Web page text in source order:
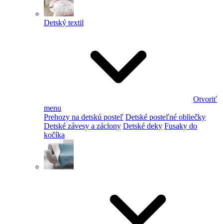
Detský textil
Otvoriť
menu
Prehozy na detskú posteľ Detské posteľné obliečky
Detské závesy a záclony Detské deky Fusaky do
kočíka